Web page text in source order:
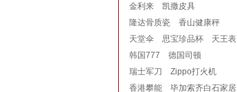
金利来
凯撒皮具
隆达骨质瓷
香山健康秤
天堂伞
思宝珍品杯
天王表
韩国777
德国司顿
瑞士军刀
Zippo打火机
香港攀能
毕加索齐白石家居